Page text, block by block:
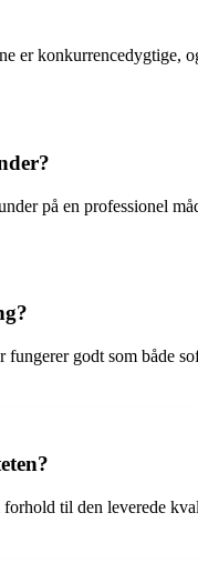
er konkurrencedygtige,
på en professionel
godt som både
til den leverede